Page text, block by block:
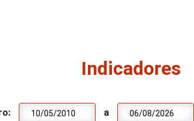
Indicadores
a